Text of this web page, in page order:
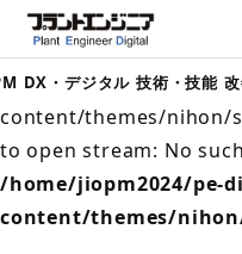
DX・デジタル 技術・技能
Warning: include(/
digital.jp/public_html/
content/themes/nihon/
to open stream: No
/home/jiopm2024/pe-
content/themes/